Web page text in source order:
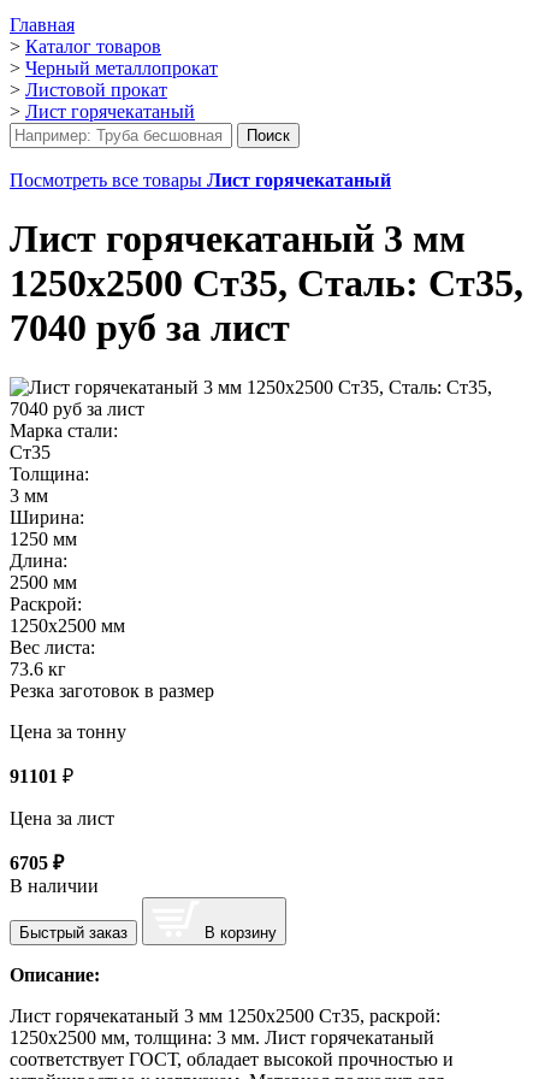
Главная
> Каталог товаров
> Черный металлопрокат
> Листовой прокат
> Лист горячекатаный
Посмотреть все товары Лист горячекатаный
Лист горячекатаный 3 мм
1250х2500 Ст35, Сталь: Ст35,
7040 руб за лист
Марка стали:
Ст35
Толщина:
3 мм
Ширина:
1250 мм
Длина:
2500 мм
Раскрой:
1250х2500 мм
Вес листа:
73.6 кг
Резка заготовок в размер
Цена за тонну
91101 ₽
Цена за лист
6705 ₽
В наличии
Быстрый заказ В корзину
Описание:
Лист горячекатаный 3 мм 1250х2500 Ст35, раскрой:
1250х2500 мм, толщина: 3 мм. Лист горячекатаный
соответствует ГОСТ, обладает высокой прочностью и